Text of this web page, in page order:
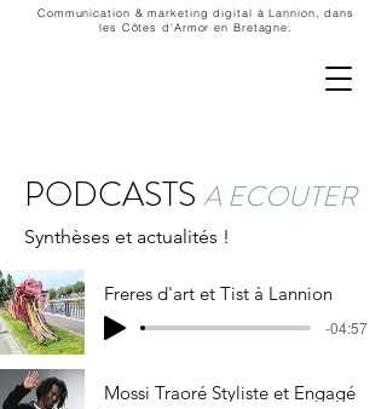
Communication & marketing digital à Lannion, dans
les Côtes d'Armor en Bretagne.
PODCASTS A ECOUTER
Synthèses et actualités !
Freres d'art et Tist à Lannion
-04:57
Mossi Traoré Styliste et Engagé